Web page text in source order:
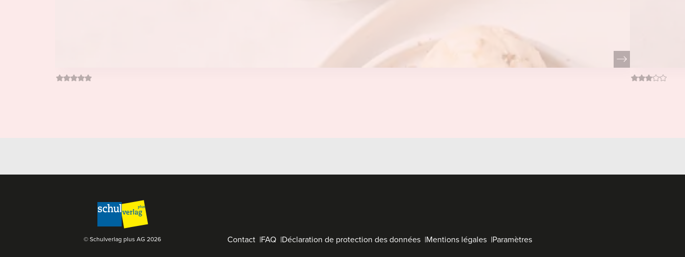
© Schulverlag plus AG 2026 Contact FAQ Déclaration de protection des données Mentions légales Paramètres